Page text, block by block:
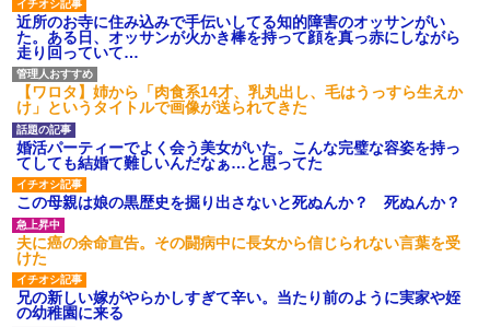
近所のお寺に住み込みで手伝いしてる知的障害のオッサンがい
た。ある日、オッサンが火かき棒を持って顔を真っ赤にしながら
走り回っていて…
【ワロタ】姉から「肉食系14才、乳丸出し、毛はうっすら生えか
け」というタイトルで画像が送られてきた
婚活パーティーでよく会う美女がいた。こんな完璧な容姿を持っ
てしても結婚て難しいんだなぁ…と思ってた
この母親は娘の黒歴史を掘り出さないと死ぬんか？ 死ぬんか？
夫に癌の余命宣告。その闘病中に長女から信じられない言葉を受
けた
兄の新しい嫁がやらかしすぎて辛い。当たり前のように実家や姪
の幼稚園に来る